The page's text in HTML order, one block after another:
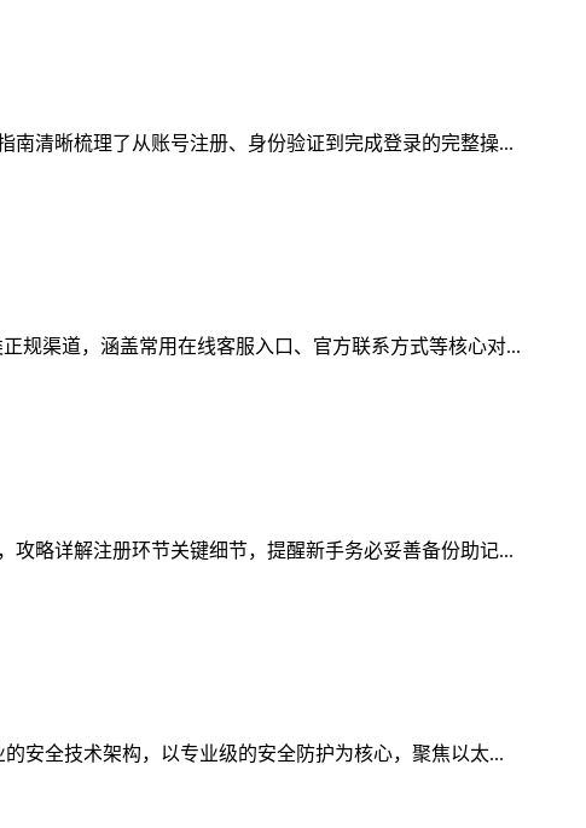
南清晰梳理了从账号注册、身份验证到完成登录的完整操...
规渠道，涵盖常用在线客服入口、官方联系方式等核心对...
攻略详解注册环节关键细节，提醒新手务必妥善备份助记...
安全技术架构，以专业级的安全防护为核心，聚焦以太...